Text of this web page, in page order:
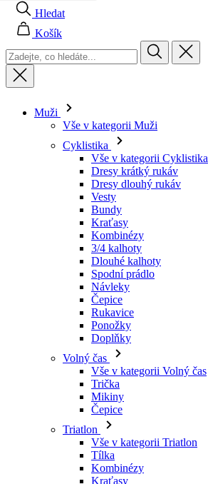
Hledat
Košík
Muži
Vše v kategorii Muži
Cyklistika
Vše v kategorii Cyklistika
Dresy krátký rukáv
Dresy dlouhý rukáv
Vesty
Bundy
Kraťasy
Kombinézy
3/4 kalhoty
Dlouhé kalhoty
Spodní prádlo
Návleky
Čepice
Rukavice
Ponožky
Doplňky
Volný čas
Vše v kategorii Volný čas
Trička
Mikiny
Čepice
Triatlon
Vše v kategorii Triatlon
Tílka
Kombinézy
Kraťasy